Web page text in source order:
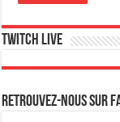
Twitch live
Retrouvez-nous sur